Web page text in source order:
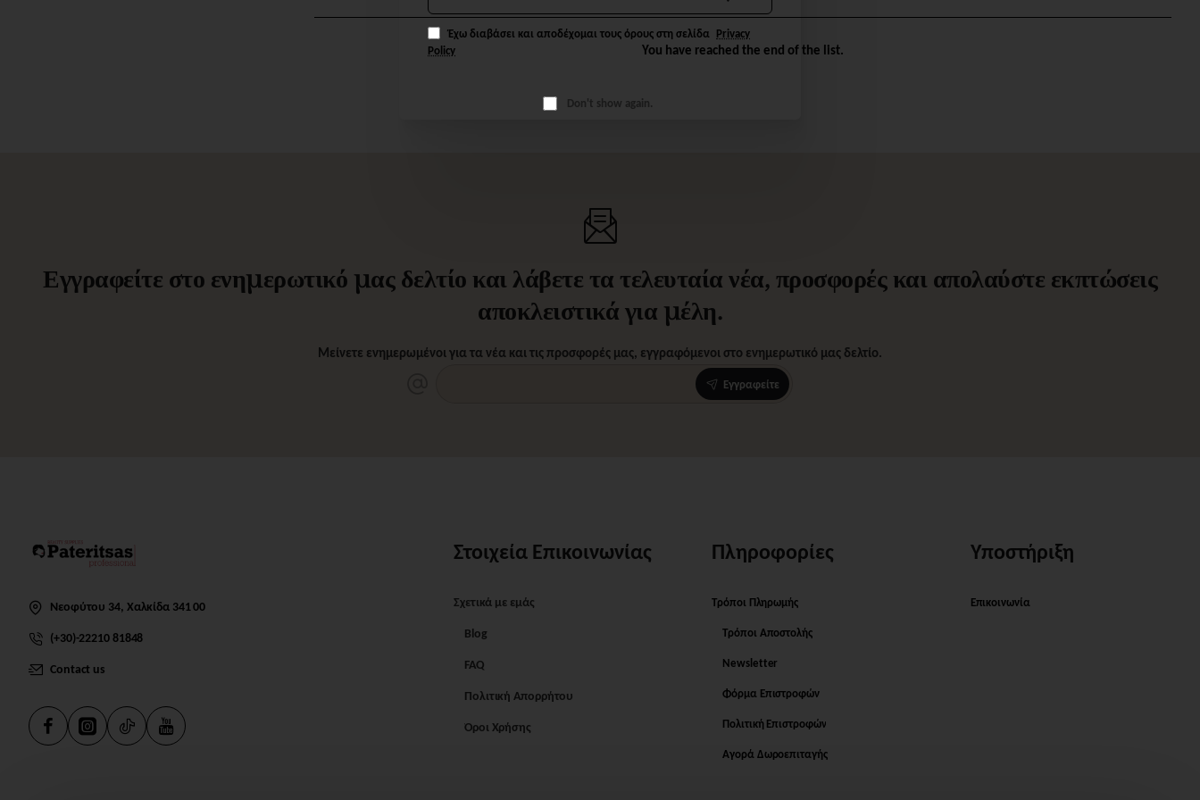
Έχω διαβάσει και αποδέχομαι τους όρους στη σελίδα Privacy
Policy
Don't show again.
You have reached the end of the list.
Εγγραφείτε στο ενημερωτικό μας δελτίο και λάβετε τα τελευταία νέα, προσφορές και απολαύστε εκπτώσεις
αποκλειστικά για μέλη.
Μείνετε ενημερωμένοι για τα νέα και τις προσφορές μας, εγγραφόμενοι στο ενημερωτικό μας δελτίο.
Εγγραφείτε
Νεοφύτου 34, Χαλκίδα 341 00
(+30)-22210 81848
Contact us
Στοιχεία Επικοινωνίας
Σχετικά με εμάς
Blog
FAQ
Πολιτική Απορρήτου
Όροι Χρήσης
Πληροφορίες
Τρόποι Πληρωμής
Τρόποι Αποστολής
Newsletter
Φόρμα Επιστροφών
Πολιτική Επιστροφών
Αγορά Δωροεπιταγής
Υποστήριξη
Επικοινωνία